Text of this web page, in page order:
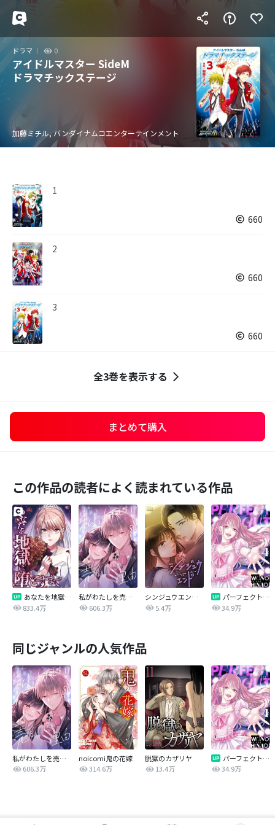
ドラマ 0
アイドルマスター SideM
ドラマチックステージ
加藤ミチル, バンダイナムコエンターテインメント
1
660
2
660
3
660
全3巻を表示する
まとめて購入
この作品の読者によく読まれている作品
あなたを地獄に堕とすまで
833.4万
私がわたしを売る理由
606.3万
シンジュウエンド【タテヨミ】
5.4万
パーフェクトグリッター
34.9万
同じジャンルの人気作品
私がわたしを売る理由
606.3万
noicomi鬼の花嫁
314.6万
脱獄のカザリヤ
13.4万
パーフェクトグリッター
34.9万